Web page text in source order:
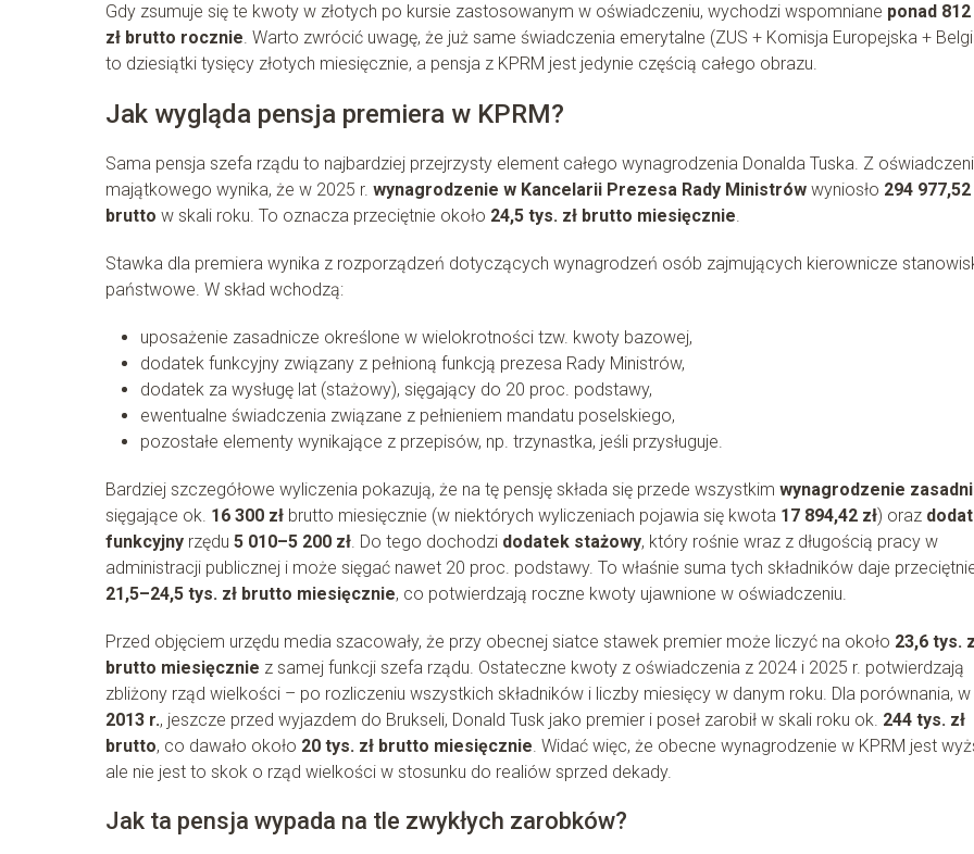
Gdy zsumuje się te kwoty w złotych po kursie zastosowanym w oświadczeniu, wychodzi wspomniane ponad
zł brutto rocznie. Warto zwrócić uwagę, że już same świadczenia emerytalne (ZUS + Komisja Europejska +
to dziesiątki tysięcy złotych miesięcznie, a pensja z KPRM jest jedynie częścią całego obrazu.
Jak wygląda pensja premiera w KPRM?
Sama pensja szefa rządu to najbardziej przejrzysty element całego wynagrodzenia Donalda Tuska. Z
majątkowego wynika, że w 2025 r. wynagrodzenie w Kancelarii Prezesa Rady Ministrów wyniosło 294 977,52
brutto w skali roku. To oznacza przeciętnie około 24,5 tys. zł brutto miesięcznie.
Stawka dla premiera wynika z rozporządzeń dotyczących wynagrodzeń osób zajmujących kierownicze
państwowe. W skład wchodzą:
uposażenie zasadnicze określone w wielokrotności tzw. kwoty bazowej,
dodatek funkcyjny związany z pełnioną funkcją prezesa Rady Ministrów,
dodatek za wysługę lat (stażowy), sięgający do 20 proc. podstawy,
ewentualne świadczenia związane z pełnieniem mandatu poselskiego,
pozostałe elementy wynikające z przepisów, np. trzynastka, jeśli przysługuje.
Bardziej szczegółowe wyliczenia pokazują, że na tę pensję składa się przede wszystkim wynagrodzenie
sięgające ok. 16 300 zł brutto miesięcznie (w niektórych wyliczeniach pojawia się kwota 17 894,42 zł) oraz
funkcyjny rzędu 5 010–5 200 zł. Do tego dochodzi dodatek stażowy, który rośnie wraz z długością pracy w
administracji publicznej i może sięgać nawet 20 proc. podstawy. To właśnie suma tych składników daje
21,5–24,5 tys. zł brutto miesięcznie, co potwierdzają roczne kwoty ujawnione w oświadczeniu.
Przed objęciem urzędu media szacowały, że przy obecnej siatce stawek premier może liczyć na około 23,6 tys.
brutto miesięcznie z samej funkcji szefa rządu. Ostateczne kwoty z oświadczenia z 2024 i 2025 r. potwierdzają
zbliżony rząd wielkości – po rozliczeniu wszystkich składników i liczby miesięcy w danym roku. Dla porównania, w
2013 r., jeszcze przed wyjazdem do Brukseli, Donald Tusk jako premier i poseł zarobił w skali roku ok. 244 tys. zł
brutto, co dawało około 20 tys. zł brutto miesięcznie. Widać więc, że obecne wynagrodzenie w KPRM jest
ale nie jest to skok o rząd wielkości w stosunku do realiów sprzed dekady.
Jak ta pensja wypada na tle zwykłych zarobków?